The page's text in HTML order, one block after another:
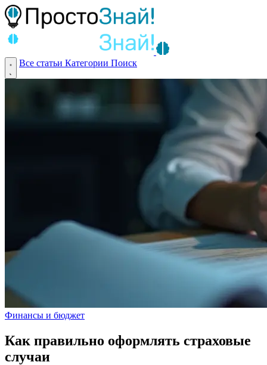
Все статьи Категории Поиск
Финансы и бюджет
Как правильно оформлять страховые
случаи